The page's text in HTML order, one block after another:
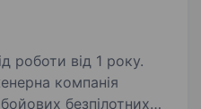
роботи від 1 року.
компанія
безпілотних